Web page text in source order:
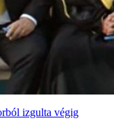
izgulta végig